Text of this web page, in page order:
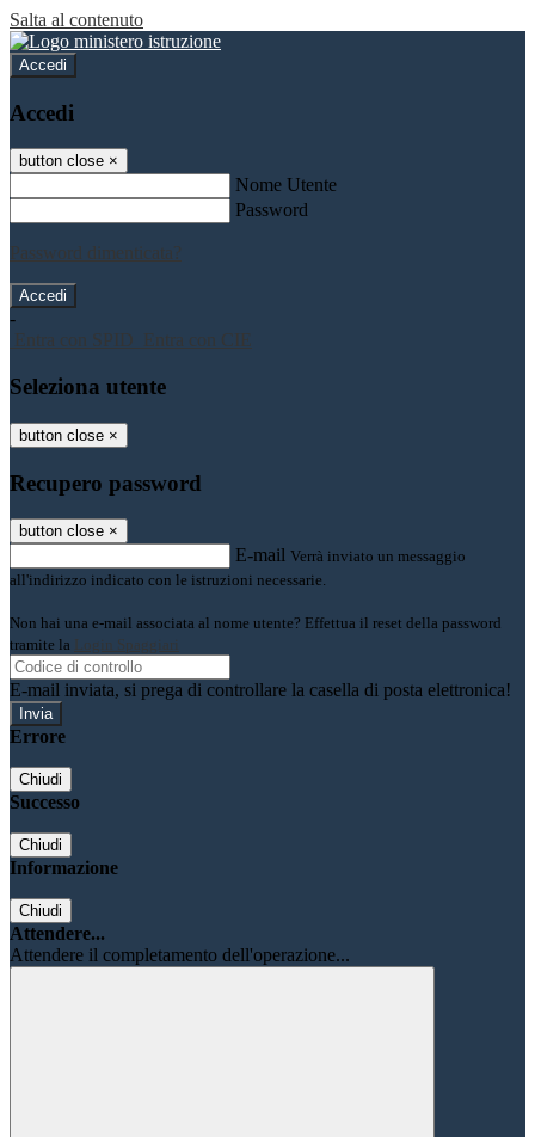
Salta al contenuto
Accedi
Accedi
button close ×
Nome Utente
Password
Password dimenticata?
-
Entra con SPID
Entra con CIE
Seleziona utente
button close ×
Recupero password
button close ×
E-mail Verrà inviato un messaggio
all'indirizzo indicato con le istruzioni necessarie.
Non hai una e-mail associata al nome utente? Effettua il reset della password
tramite la Login Spaggiari
E-mail inviata, si prega di controllare la casella di posta elettronica!
Errore
Chiudi
Successo
Chiudi
Informazione
Chiudi
Attendere...
Attendere il completamento dell'operazione...